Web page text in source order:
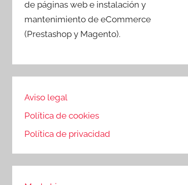
de páginas web e instalación y
mantenimiento de eCommerce
(Prestashop y Magento).
Aviso legal
Política de cookies
Política de privacidad